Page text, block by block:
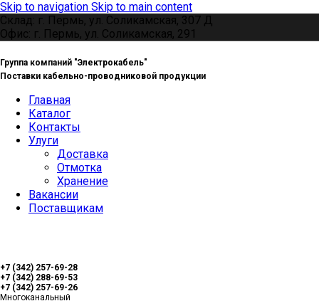
Skip to navigation Skip to main content
Склад: г. Пермь, ул. Соликамская, 307 Д
Офис: г. Пермь, ул. Соликамская, 291
Группа компаний "Электрокабель"
Поставки кабельно-проводниковой продукции
Главная
Каталог
Контакты
Улуги
Доставка
Отмотка
Хранение
Вакансии
Поставщикам
+7 (342) 257-69-28
+7 (342) 288-69-53
+7 (342) 257-69-26
Многоканальный